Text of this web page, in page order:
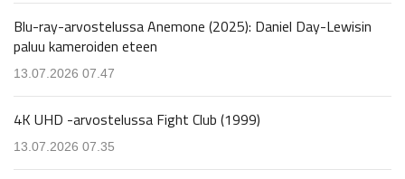
Blu-ray-arvostelussa Anemone (2025): Daniel Day-Lewisin
paluu kameroiden eteen
13.07.2026 07.47
4K UHD -arvostelussa Fight Club (1999)
13.07.2026 07.35